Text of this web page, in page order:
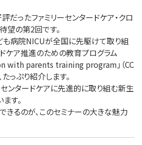
ったファミリーセンタードケア・クロ
望の第2回です。
も病院NICUが全国に先駆けて取り組
ケア推進のための教育プログラム
with parents training program」（CC
っぷり紹介します。
ンタードケアに先進的に取り組む新生
す。
るのが、このセミナーの大きな魅力